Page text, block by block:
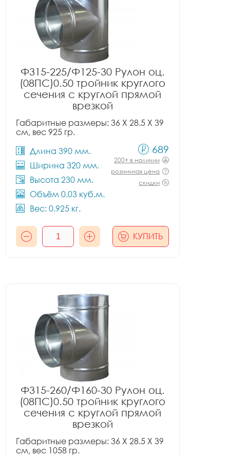
Ф315-225/Ф125-30 Рулон оц.
(08ПС)0.50 тройник круглого
сечения с круглой прямой
врезкой
Габаритные размеры: 36 X 28.5 X 39
см, вес 925 гр.
Длина 390 мм.
Ширина 320 мм.
Высота 230 мм.
Объём 0.03 куб.м.
Вес: 0.925 кг.
689
200+ в наличии
розничная цена
скидки
КУПИТЬ
Ф315-260/Ф160-30 Рулон оц.
(08ПС)0.50 тройник круглого
сечения с круглой прямой
врезкой
Габаритные размеры: 36 X 28.5 X 39
см, вес 1058 гр.